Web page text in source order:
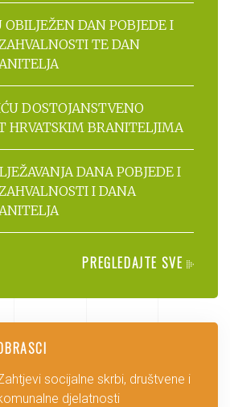
DAN POBJEDE I
TE DAN
DOSTOJANSTVENO
HRVATSKIM BRANITELJIMA
DANA POBJEDE I
I DANA
PREGLEDAJTE SVE
socijalne skrbi, društvene i
djelatnosti